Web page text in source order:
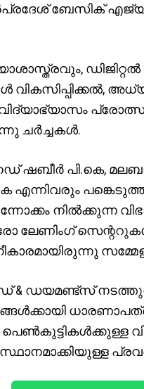
ബേസിക്
ചര്‍ച്ചകള്‍.
ഷബീര്‍ പി.കെ,
നില്‍ക്കുന്ന
ലേണിംഗ്
& ഡയമണ്ട്‌സ്